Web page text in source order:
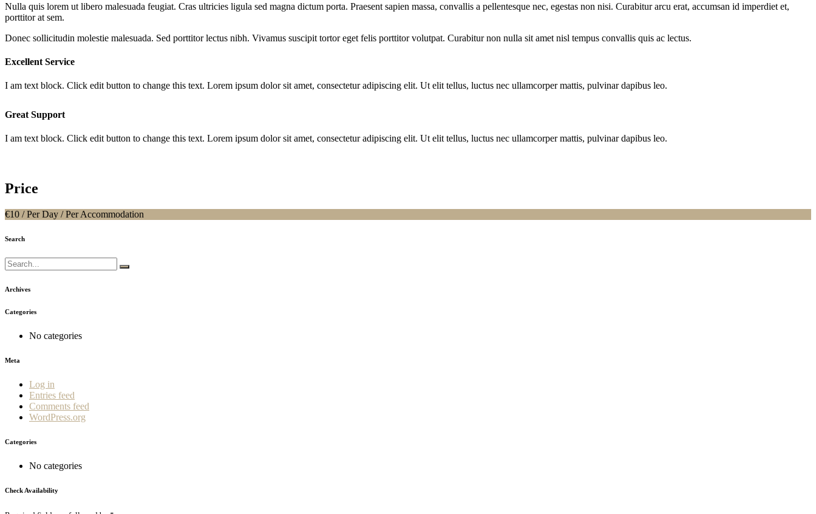
Nulla quis lorem ut libero malesuada feugiat. Cras ultricies ligula sed magna dictum porta. Praesent sapien massa, convallis a pellentesque nec, egestas non nisi. Curabitur arcu erat, accumsan id imperdiet et,
porttitor at sem.
Donec sollicitudin molestie malesuada. Sed porttitor lectus nibh. Vivamus suscipit tortor eget felis porttitor volutpat. Curabitur non nulla sit amet nisl tempus convallis quis ac lectus.
Excellent Service
I am text block. Click edit button to change this text. Lorem ipsum dolor sit amet, consectetur adipiscing elit. Ut elit tellus, luctus nec ullamcorper mattis, pulvinar dapibus leo.
Great Support
I am text block. Click edit button to change this text. Lorem ipsum dolor sit amet, consectetur adipiscing elit. Ut elit tellus, luctus nec ullamcorper mattis, pulvinar dapibus leo.
Price
€10 / Per Day / Per Accommodation
Search
Archives
Categories
No categories
Meta
Log in
Entries feed
Comments feed
WordPress.org
Categories
No categories
Check Availability